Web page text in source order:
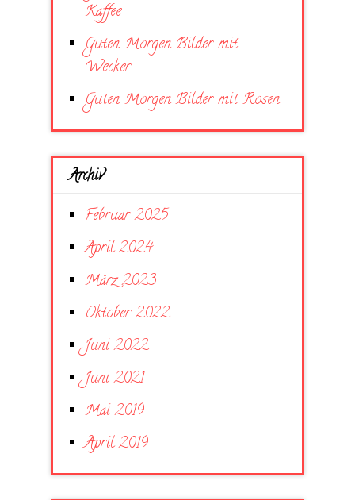
Kaffee
Guten Morgen Bilder mit
Wecker
Guten Morgen Bilder mit Rosen
Archiv
Februar 2025
April 2024
März 2023
Oktober 2022
Juni 2022
Juni 2021
Mai 2019
April 2019